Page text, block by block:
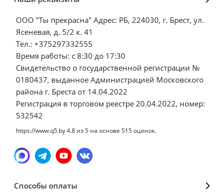
ООО "Ты прекрасна" Адрес: РБ, 224030, г. Брест, ул.
Ясеневая, д. 5/2 к. 41
Тел.: +375297332555
Время работы: с 8:30 до 17:30
Свидетельство о государственной регистрации №
0180437, выданное Администрацией Московского
района г. Бреста от 14.04.2022
Регистрация в торговом реестре 20.04.2022, номер:
532542
https://www.q5.by4.8 из5 на основе 515оценок.
Способы оплаты